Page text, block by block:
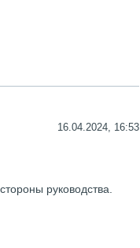
16.04.2024, 16:53
руководства.